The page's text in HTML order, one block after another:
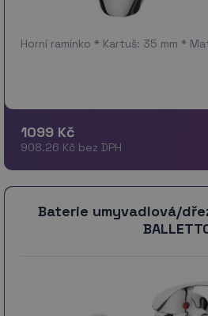
Horní ramínko * Kartuš: 35 mm *
1099 Kč
908.26 Kč bez DPH
Baterie umyvadlová/